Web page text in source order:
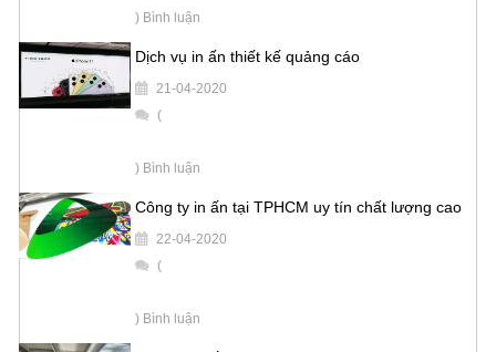
) Bình luận
Dịch vụ in ấn thiết kế quảng cáo
21-04-2020
(
) Bình luận
Công ty in ấn tại TPHCM uy tín chất lượng cao
22-04-2020
(
) Bình luận